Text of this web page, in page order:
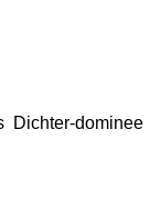
Dichter-dominee